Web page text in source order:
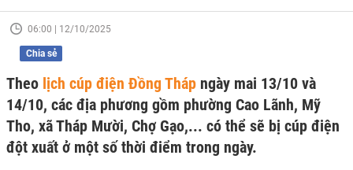
06:00 | 12/10/2025
Chia sẻ
Theo lịch cúp điện Đồng Tháp ngày mai 13/10 và
14/10, các địa phương gồm phường Cao Lãnh, Mỹ
Tho, xã Tháp Mười, Chợ Gạo,... có thể sẽ bị cúp điện
đột xuất ở một số thời điểm trong ngày.